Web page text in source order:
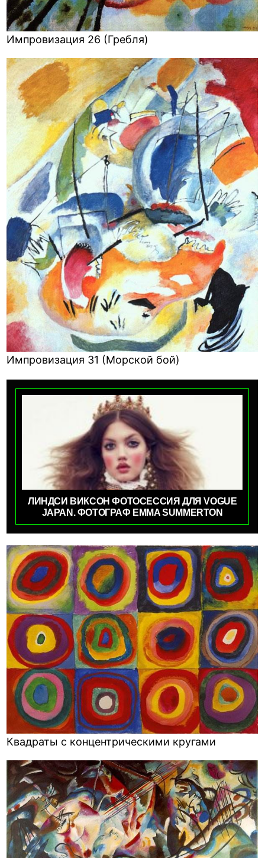
Импровизация 26 (Гребля)
Импровизация 31 (Морской бой)
ЛИНДСИ ВИКСОН ФОТОСЕССИЯ ДЛЯ VOGUE
JAPAN. ФОТОГРАФ EMMA SUMMERTON
Квадраты с концентрическими кругами